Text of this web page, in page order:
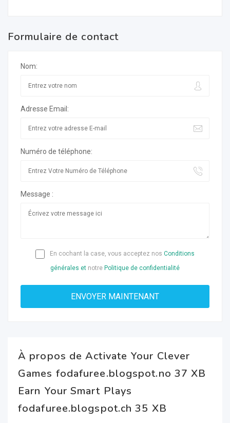
Formulaire de contact
Nom:
Adresse Email:
Numéro de téléphone:
Message :
En cochant la case, vous acceptez nos Conditions
générales et notre Politique de confidentialité
À propos de Activate Your Clever
Games fodafuree.blogspot.no 37 XB
Earn Your Smart Plays
fodafuree.blogspot.ch 35 XB